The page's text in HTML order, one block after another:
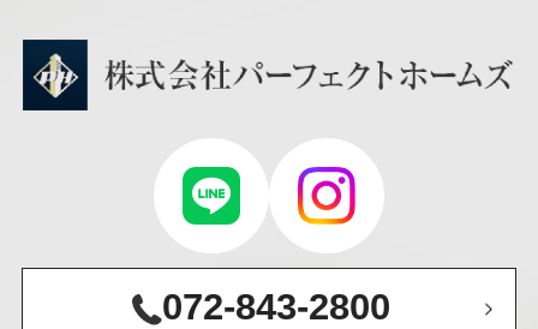
072-843-2800